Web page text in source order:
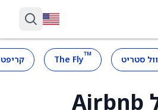
וול סטריט ™
The Fly
אופציות על Airbnb